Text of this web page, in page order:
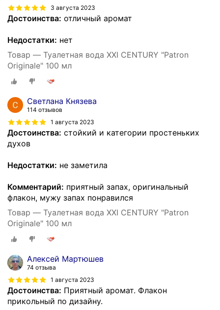
3 августа 2023
Достоинства: отличный аромат
Недостатки: нет
Товар — Туалетная вода XXI CENTURY "Patron
Originale" 100 мл
Светлана Князева
114 отзывов
1 августа 2023
Достоинства: стойкий и категории простеньких
духов
Недостатки: не заметила
Комментарий: приятный запах, оригинальный
флакон, мужу запах понравился
Товар — Туалетная вода XXI CENTURY "Patron
Originale" 100 мл
Алексей Мартюшев
74 отзыва
1 августа 2023
Достоинства: Приятный аромат. Флакон
прикольный по дизайну.